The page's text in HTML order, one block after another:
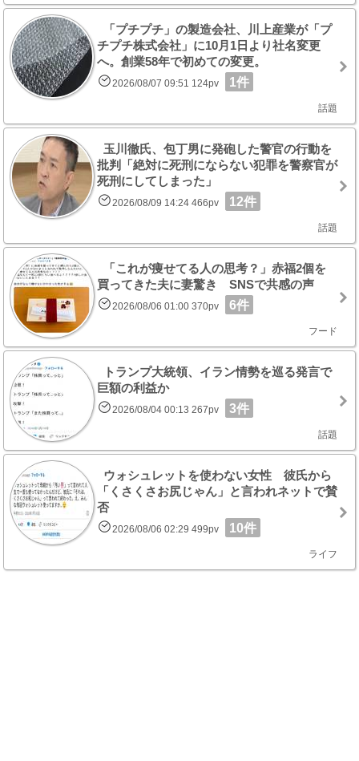
「プチプチ」の製造会社、川上産業が「プ
チプチ株式会社」に10月1日より社名変更
へ。創業58年で初めての変更。
2026/08/07 09:51 124pv 1件
話題
玉川徹氏、包丁男に発砲した警官の行動を
批判「絶対に死刑にならない犯罪を警察官が
死刑にしてしまった」
2026/08/09 14:24 466pv 12件
話題
「これが痩せてる人の思考？」赤福2個を
買ってきた夫に妻驚き SNSで共感の声
2026/08/06 01:00 370pv 6件
フード
トランプ大統領、イラン情勢を巡る発言で
巨額の利益か
2026/08/04 00:13 267pv 3件
話題
ウォシュレットを使わない女性 彼氏から
「くさくさお尻じゃん」と言われネットで賛
否
2026/08/06 02:29 499pv 10件
ライフ